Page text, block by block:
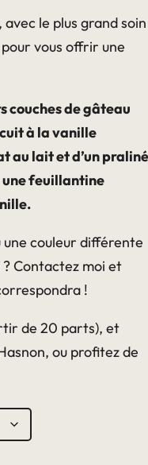
le plus grand soin
vous offrir une
couches de gâteau
à la vanille
au lait et d’un praliné
une feuillantine
une couleur différente
Contactez moi et
!
de 20 parts), et
ou profitez de